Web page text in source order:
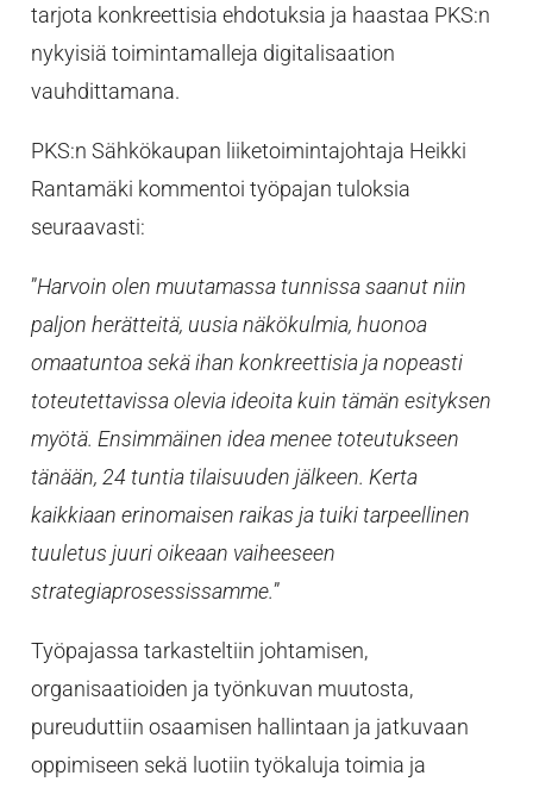
tarjota konkreettisia ehdotuksia ja haastaa PKS:n
nykyisiä toimintamalleja digitalisaation
vauhdittamana.
PKS:n Sähkökaupan liiketoimintajohtaja Heikki
Rantamäki kommentoi työpajan tuloksia
seuraavasti:
”Harvoin olen muutamassa tunnissa saanut niin
paljon herätteitä, uusia näkökulmia, huonoa
omaatuntoa sekä ihan konkreettisia ja nopeasti
toteutettavissa olevia ideoita kuin tämän esityksen
myötä. Ensimmäinen idea menee toteutukseen
tänään, 24 tuntia tilaisuuden jälkeen. Kerta
kaikkiaan erinomaisen raikas ja tuiki tarpeellinen
tuuletus juuri oikeaan vaiheeseen
strategiaprosessissamme.”
Työpajassa tarkasteltiin johtamisen,
organisaatioiden ja työnkuvan muutosta,
pureuduttiin osaamisen hallintaan ja jatkuvaan
oppimiseen sekä luotiin työkaluja toimia ja